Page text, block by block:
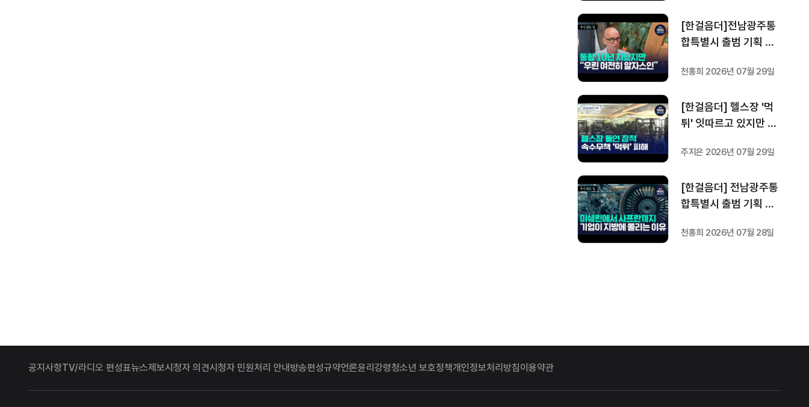
[한걸음더]전남광주통
합특별시 출범 기획 보
프랑스 통합 10년 지났
자스인"
천홍희 2026년 07월 29일
[한걸음더] 헬스장 '먹
튀' 잇따르고 있지만 …
주지은 2026년 07월 29일
[한걸음더] 전남광주통
합특별시 출범 기획 보
지방이 주도한 투자..'유
천홍희 2026년 07월 28일
공지사항TV/라디오 편성표뉴스제보시청자 의견시청자 민원처리 안내 방송편성규약언론윤리강령청소년 보호정책개인정보처리방침이용약관